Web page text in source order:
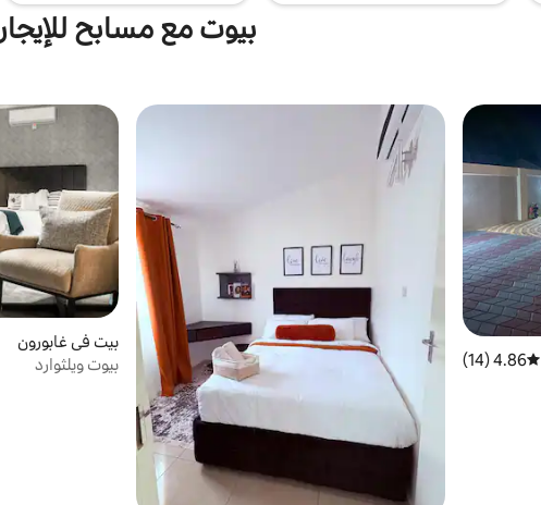
بيوت مع مسابح للإيجار
متوسط التقييم 4.86 من 5، 14 مراجعات
4.86 (14)
بيت في غابورون
بيوت ويلثوارد